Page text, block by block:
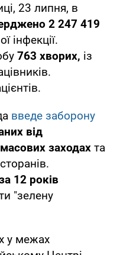
23 липня, в
2 247 419
інфекції.
763 хворих, із
введе заборону
від
заходах та
12 років
"зелену
у межах